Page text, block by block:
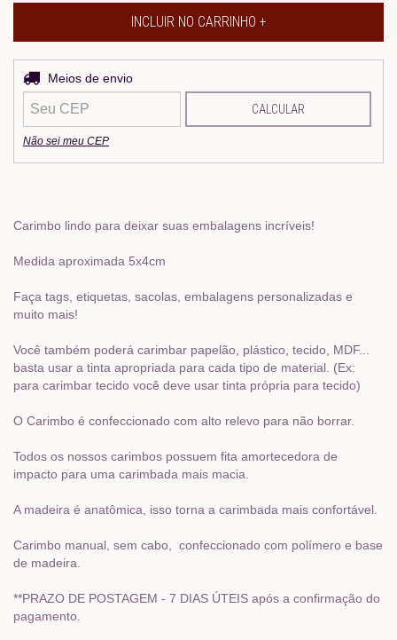
Entregas para o CEP:
Meios de envio
CALCULAR
Não sei meu CEP
Carimbo lindo para deixar suas embalagens incríveis!
Medida aproximada 5x4cm
Faça tags, etiquetas, sacolas, embalagens personalizadas e
muito mais!
Você também poderá carimbar papelão, plástico, tecido, MDF...
basta usar a tinta apropriada para cada tipo de material. (Ex:
para carimbar tecido você deve usar tinta própria para tecido)
O Carimbo é confeccionado com alto relevo para não borrar.
Todos os nossos carimbos possuem fita amortecedora de
impacto para uma carimbada mais macia.
A madeira é anatômica, isso torna a carimbada mais confortável.
Carimbo manual, sem cabo, confeccionado com polímero e base
de madeira.
**PRAZO DE POSTAGEM - 7 DIAS ÚTEIS após a confirmação do
pagamento.